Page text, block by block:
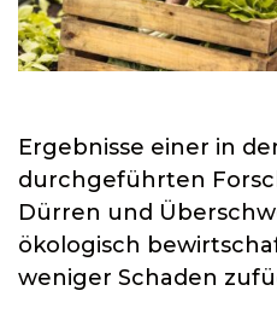
Ergebnisse einer in
durchgeführten
Dürren und
ökologisch
weniger Schaden